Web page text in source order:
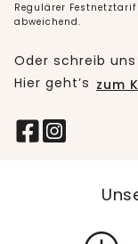
Regulärer
abweichend.
Oder schreib
Hier geht’s zum